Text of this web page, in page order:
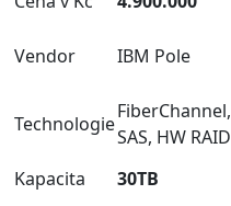
Vendor IBM Pole
Technologie
FiberChannel,
SAS, HW RAID
Kapacita 30TB